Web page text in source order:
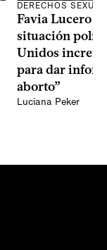
DERECHOS
Favia Lucero
situación
Unidos
para dar
aborto”
Luciana Peker